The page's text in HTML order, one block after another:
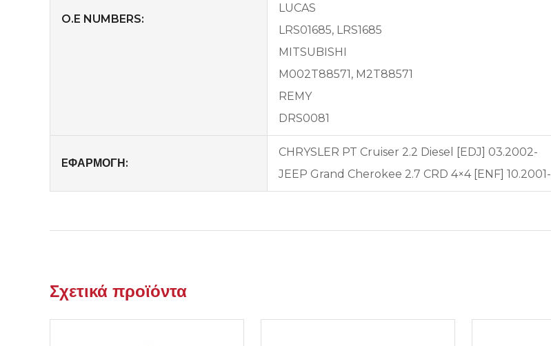
O.E NUMBERS:
LUCAS
LRS01685, LRS1685
MITSUBISHI
M002T88571, M2T88571
REMY
DRS0081
EΦΑΡΜΟΓΗ:
CHRYSLER PT Cruiser 2.2 Diesel [EDJ] 03.2002-
JEEP Grand Cherokee 2.7 CRD 4×4 [ENF] 10.2001-
Σχετικά προϊόντα